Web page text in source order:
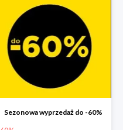
Sezonowa wyprzedaż do -60%